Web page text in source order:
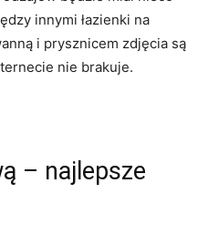
innymi łazienki na
i prysznicem zdjęcia są
nie brakuje.
– najlepsze